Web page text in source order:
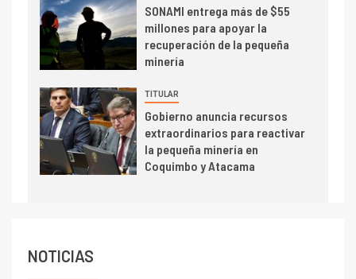
Estudio revela cómo el precio
del cobre y educación superior
se relacionan en zonas
mineras
6
BHP proyecta producción de
cobre cercana a 2 millones de
toneladas tras récord en
Escondida
SONAMI entrega más de $55
millones para apoyar la
recuperación de la pequeña
minería
TITULAR
Gobierno anuncia recursos
extraordinarios para reactivar
la pequeña minería en
Coquimbo y Atacama
NOTICIAS